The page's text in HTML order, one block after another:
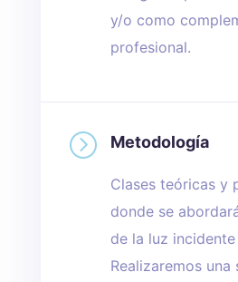
y/o como
profesional.
= Metodología
Clases teóricas y
donde se
de la luz
Realizaremos